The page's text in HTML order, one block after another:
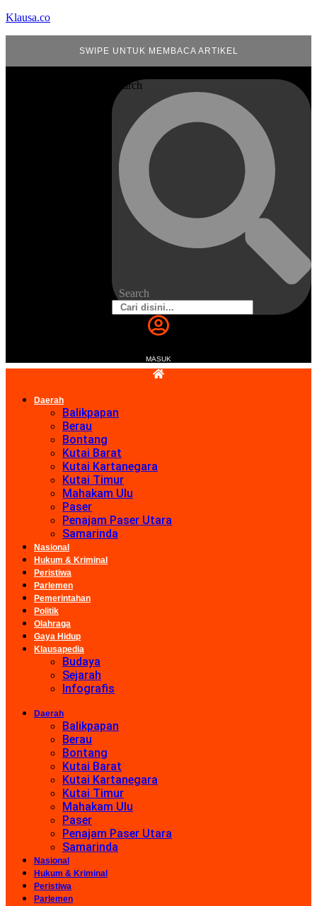
Klausa.co
SWIPE UNTUK MEMBACA ARTIKEL
Search
Search
MASUK
Daerah
Balikpapan
Berau
Bontang
Kutai Barat
Kutai Kartanegara
Kutai Timur
Mahakam Ulu
Paser
Penajam Paser Utara
Samarinda
Nasional
Hukum & Kriminal
Peristiwa
Parlemen
Pemerintahan
Politik
Olahraga
Gaya Hidup
Klausapedia
Budaya
Sejarah
Infografis
Daerah
Balikpapan
Berau
Bontang
Kutai Barat
Kutai Kartanegara
Kutai Timur
Mahakam Ulu
Paser
Penajam Paser Utara
Samarinda
Nasional
Hukum & Kriminal
Peristiwa
Parlemen